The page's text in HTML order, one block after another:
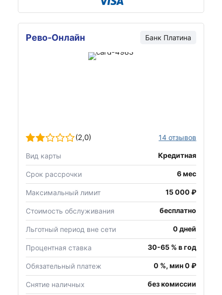
Рево-Онлайн Банк Платина
(2,0) 14 отзывов
Вид карты Кредитная
Срок рассрочки 6 мес
Максимальный лимит 15 000 ₽
Стоимость обслуживания бесплатно
Льготный период вне сети 0 дней
Процентная ставка 30-65 % в год
Обязательный платеж 0 %, мин 0 ₽
Снятие наличных без комиссии